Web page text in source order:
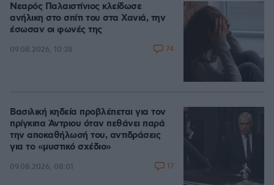
Νεαρός Παλαιστίνιος κλείδωσε
ανήλικη στο σπίτι του στα Χανιά, την
έσωσαν οι φωνές της
09.08.2026, 10:38 74
Βασιλική κηδεία προβλέπεται για τον
πρίγκιπα Άντριου όταν πεθάνει παρά
την αποκαθήλωσή του, αντιδράσεις
για το «μυστικό σχέδιο»
09.08.2026, 08:01 17